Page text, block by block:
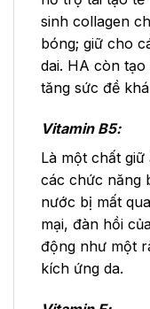
sinh collagen
bóng; giữ cho
dai. HA còn
tăng sức đề
Vitamin B5:
Là một chất
các chức năng
nước bị mất
mại, đàn hồi
động như một
kích ứng da.